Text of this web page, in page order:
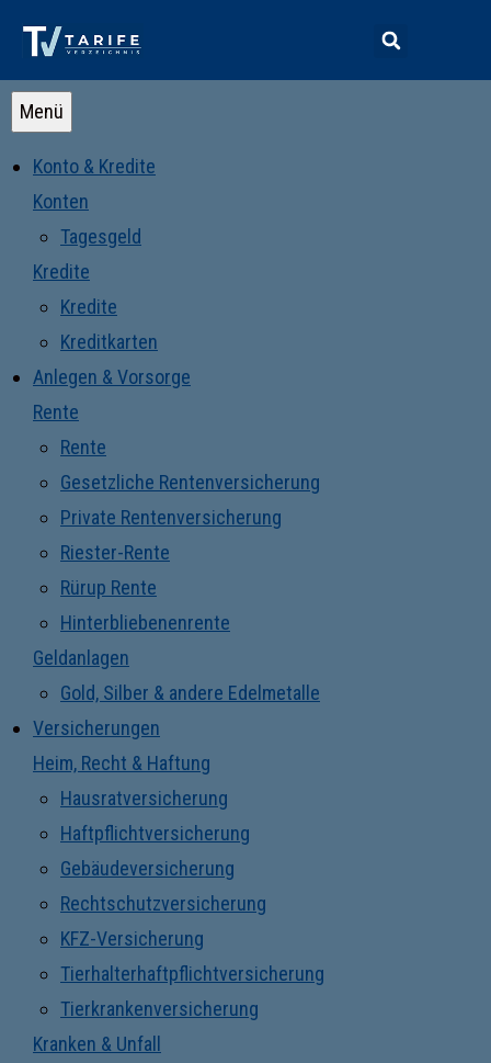
Menü
Konto & Kredite
Konten
Tagesgeld
Kredite
Kredite
Kreditkarten
Anlegen & Vorsorge
Rente
Rente
Gesetzliche Rentenversicherung
Private Rentenversicherung
Riester-Rente
Rürup Rente
Hinterbliebenenrente
Geldanlagen
Gold, Silber & andere Edelmetalle
Versicherungen
Heim, Recht & Haftung
Hausratversicherung
Haftpflichtversicherung
Gebäudeversicherung
Rechtschutzversicherung
KFZ-Versicherung
Tierhalterhaftpflichtversicherung
Tierkrankenversicherung
Kranken & Unfall